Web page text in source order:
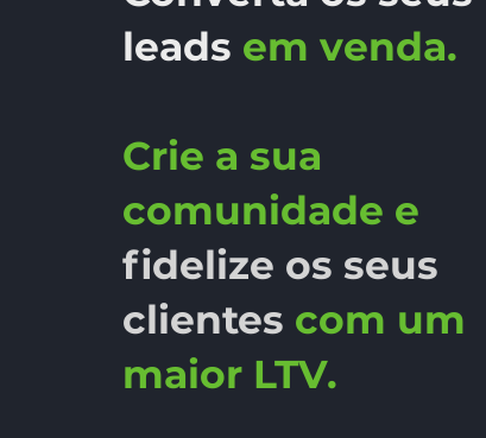
leads em venda.
Crie a sua
comunidade e
fidelize os seus
clientes com um
maior LTV.